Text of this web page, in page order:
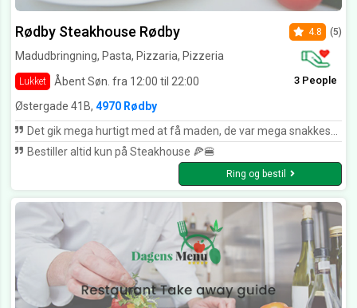
Rødby Steakhouse Rødby
Madudbringning, Pasta, Pizzaria, Pizzeria
Lukket Åbent Søn. fra 12:00 til 22:00
4.8 (5)
3 People
Østergade 41B, 4970 Rødby
Det gik mega hurtigt med at få maden, de var mega snakkesalige og søde imod alle deres kunder. Det var mega lækkert mad og en god pris. Jeg ville helt klart komme igen😁
Bestiller altid kun på Steakhouse 🍕🍔
Ring og bestil